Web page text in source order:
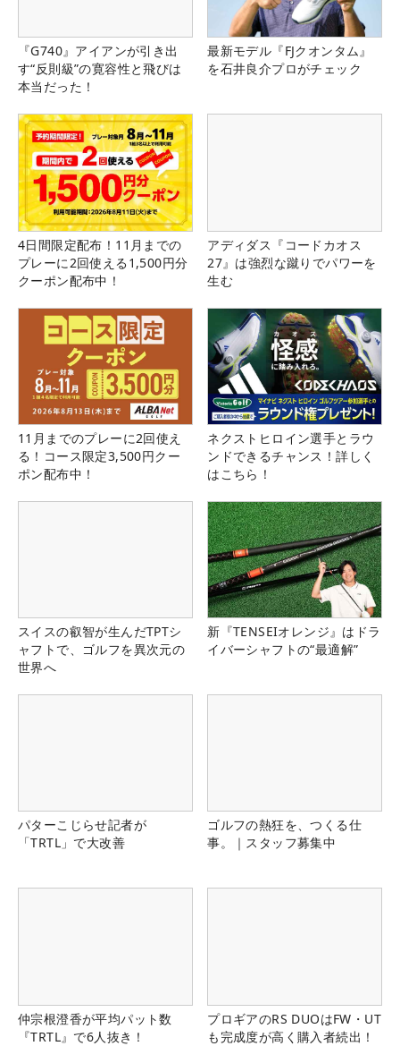
『G740』アイアンが引き出
す“反則級”の寛容性と飛びは
本当だった！
最新モデル『FJクオンタム』
を石井良介プロがチェック
4日間限定配布！11月までの
プレーに2回使える1,500円分
クーポン配布中！
アディダス『コードカオス
27』は強烈な蹴りでパワーを
生む
11月までのプレーに2回使え
る！コース限定3,500円クー
ポン配布中！
ネクストヒロイン選手とラウ
ンドできるチャンス！詳しく
はこちら！
スイスの叡智が生んだTPTシ
ャフトで、ゴルフを異次元の
世界へ
新『TENSEIオレンジ』はドラ
イバーシャフトの“最適解”
パターこじらせ記者が
「TRTL」で大改善
ゴルフの熱狂を、つくる仕
事。｜スタッフ募集中
仲宗根澄香が平均パット数
『TRTL』で6人抜き！
プロギアのRS DUOはFW・UT
も完成度が高く購入者続出！